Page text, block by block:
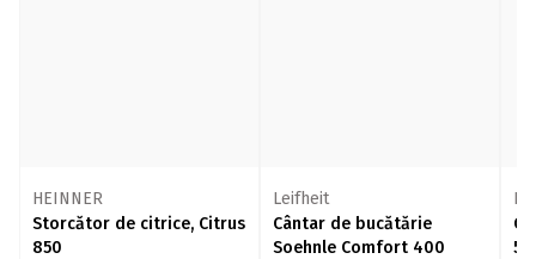
HEINNER
Storcător de citrice, Citrus
850
Leifheit
Cântar de bucătărie
Soehnle Comfort 400
5IX